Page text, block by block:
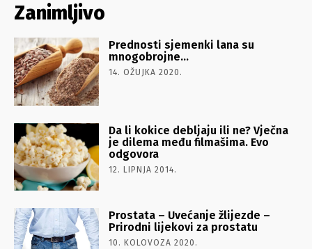
Zanimljivo
Prednosti sjemenki lana su
mnogobrojne…
14. OŽUJKA 2020.
Da li kokice debljaju ili ne? Vječna
je dilema među filmašima. Evo
odgovora
12. LIPNJA 2014.
Prostata – Uvećanje žlijezde –
Prirodni lijekovi za prostatu
10. KOLOVOZA 2020.